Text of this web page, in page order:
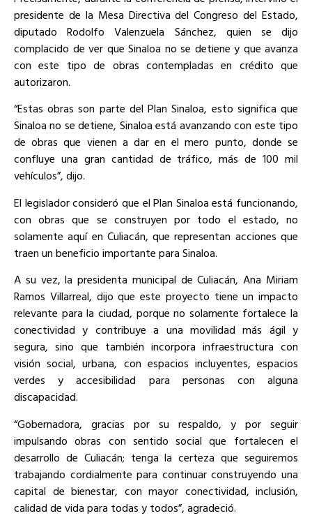
presidente de la Mesa Directiva del Congreso del Estado,
diputado Rodolfo Valenzuela Sánchez, quien se dijo
complacido de ver que Sinaloa no se detiene y que avanza
con este tipo de obras contempladas en crédito que
autorizaron.
“Estas obras son parte del Plan Sinaloa, esto significa que
Sinaloa no se detiene, Sinaloa está avanzando con este tipo
de obras que vienen a dar en el mero punto, donde se
confluye una gran cantidad de tráfico, más de 100 mil
vehículos”, dijo.
El legislador consideró que el Plan Sinaloa está funcionando,
con obras que se construyen por todo el estado, no
solamente aquí en Culiacán, que representan acciones que
traen un beneficio importante para Sinaloa.
A su vez, la presidenta municipal de Culiacán, Ana Miriam
Ramos Villarreal, dijo que este proyecto tiene un impacto
relevante para la ciudad, porque no solamente fortalece la
conectividad y contribuye a una movilidad más ágil y
segura, sino que también incorpora infraestructura con
visión social, urbana, con espacios incluyentes, espacios
verdes y accesibilidad para personas con alguna
discapacidad.
“Gobernadora, gracias por su respaldo, y por seguir
impulsando obras con sentido social que fortalecen el
desarrollo de Culiacán; tenga la certeza que seguiremos
trabajando cordialmente para continuar construyendo una
capital de bienestar, con mayor conectividad, inclusión,
calidad de vida para todas y todos”, agradeció.